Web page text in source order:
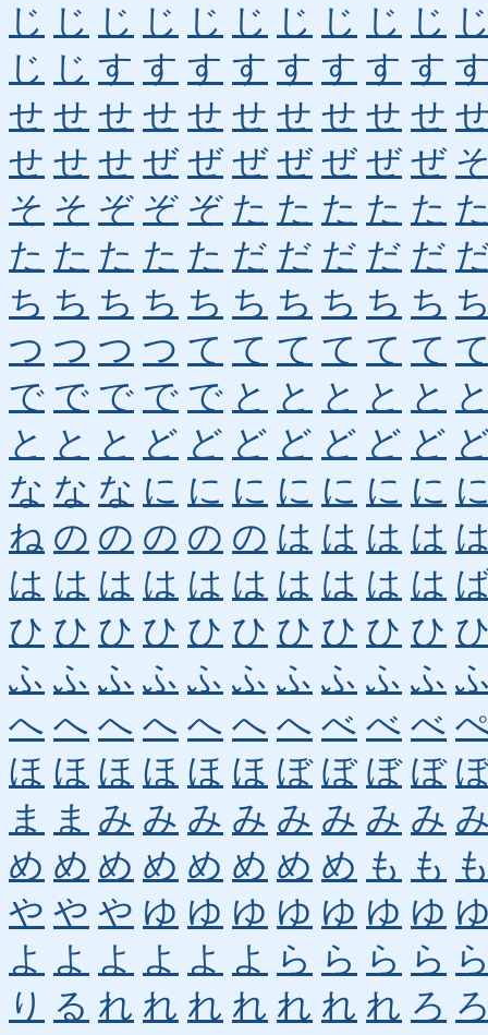
じ じ じ じ じ じ じ じ じ じ
じ じ す す す す す す す す
せ せ せ せ せ せ せ せ せ せ
せ せ せ ぜ ぜ ぜ ぜ ぜ ぜ ぜ
そ そ ぞ ぞ ぞ た た た た た
た た た た た だ だ だ だ だ
ち ち ち ち ち ち ち ち ち ち
つ つ つ つ て て て て て て
で で で で で と と と と と
と と と ど ど ど ど ど ど ど
な な な に に に に に に に
ね の の の の の は は は は
は は は は は は は は は は
ひ ひ ひ ひ ひ ひ ひ ひ ひ ひ
ふ ふ ふ ふ ふ ふ ふ ふ ふ ふ
へ へ へ へ へ へ へ べ べ べ
ほ ほ ほ ほ ほ ほ ぼ ぼ ぼ ぼ
ま
ま み み み み み み み み
め め め め め め め め も も
や や や ゆ ゆ ゆ ゆ ゆ ゆ ゆ
よ よ よ よ よ よ ら ら ら ら
り る れ れ れ れ れ れ れ ろ